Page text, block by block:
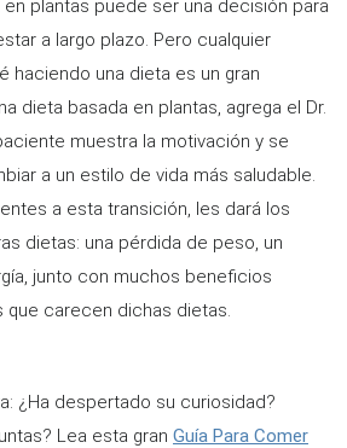
plantas puede ser una decisión para
a largo plazo. Pero cualquier
haciendo una dieta es un gran
dieta basada en plantas, agrega el Dr.
muestra la motivación y se
a un estilo de vida más saludable.
a esta transición, les dará los
dietas: una pérdida de peso, un
junto con muchos beneficios
que carecen dichas dietas.
¿Ha despertado su curiosidad?
Lea esta gran Guía Para Comer